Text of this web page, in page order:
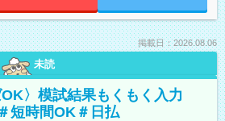
掲載日：2026.08.06
未読
OK〉模試結果もくもく入力
短時間OK＃日払